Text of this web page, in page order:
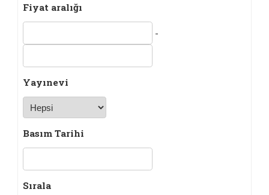
Fiyat aralığı
-
Yayınevi
Basım Tarihi
Sırala